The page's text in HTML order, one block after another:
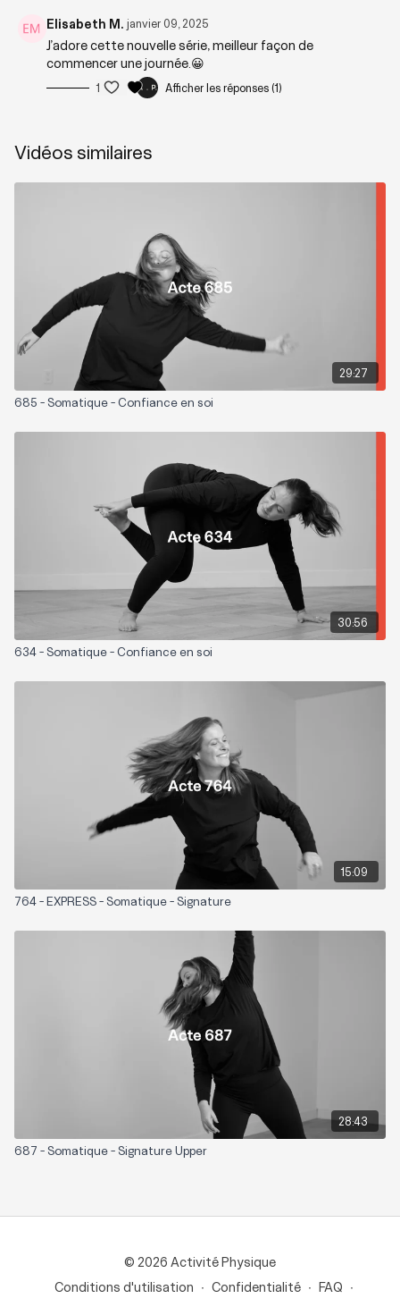
Elisabeth M. janvier 09, 2025
J’adore cette nouvelle série, meilleur façon de
commencer une journée.😀
1 Afficher les réponses (1)
Vidéos similaires
29:27
685 - Somatique - Confiance en soi
30:56
634 - Somatique - Confiance en soi
15:09
764 - EXPRESS - Somatique - Signature
28:43
687 - Somatique - Signature Upper
© 2026 Activité Physique
Conditions d'utilisation ∙ Confidentialité ∙ FAQ ∙